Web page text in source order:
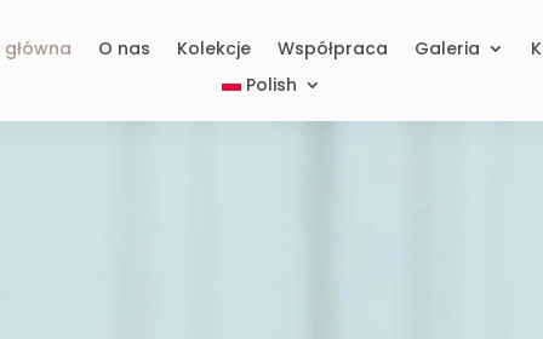
O nas Kolekcje Współpraca Galeria
Polish